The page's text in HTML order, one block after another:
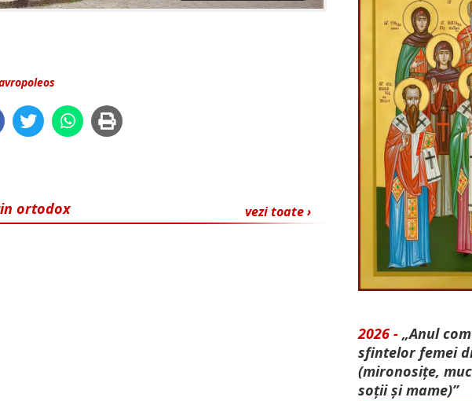
vezi toate ›
ortodox
2026 - „Anul
sfintelor femei
(mironosițe,
soții și mame)”